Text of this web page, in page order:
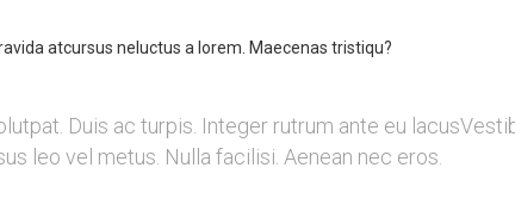
atcursus neluctus a lorem. Maecenas tristiqu?
Duis ac turpis. Integer rutrum ante eu
leo vel metus. Nulla facilisi. Aenean nec eros.